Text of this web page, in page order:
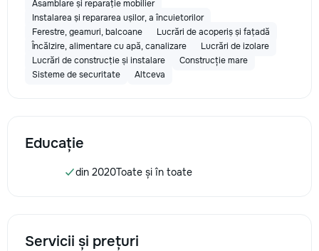
Asamblare și reparație mobilier
Instalarea și repararea ușilor, a încuietorilor
Ferestre, geamuri, balcoane
Lucrări de acoperiș și fațadă
Încălzire, alimentare cu apă, canalizare
Lucrări de izolare
Lucrări de construcție și instalare
Construcție mare
Sisteme de securitate
Altceva
Educație
din 2020Toate și în toate
Servicii și prețuri